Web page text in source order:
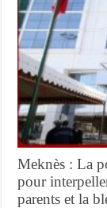
Meknès : La
pour
parents et la